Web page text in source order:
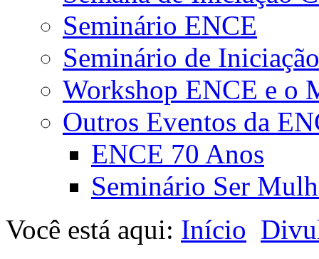
Seminário ENCE
Seminário de
Workshop ENCE e o
Outros Eventos da
ENCE 70 Anos
Seminário Ser
Você está aqui: Início